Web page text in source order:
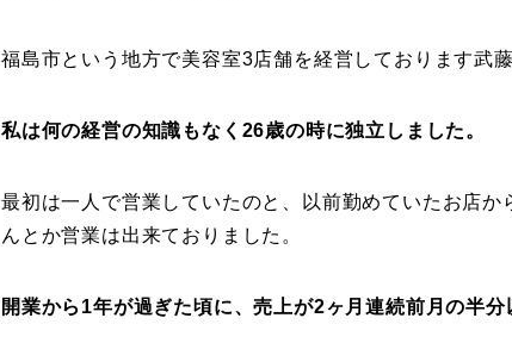
福島市という地方で美容室3店舗を経営しております武藤
私は何の経営の知識もなく26歳の時に独立しました。
最初は一人で営業していたのと、以前勤めていたお店
んとか営業は出来ておりました。
開業から1年が過ぎた頃に、売上が2ヶ月連続前月の半分